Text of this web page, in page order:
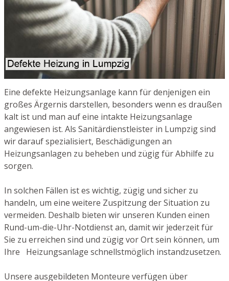
Eine defekte Heizungsanlage kann für denjenigen ein
großes Ärgernis darstellen, besonders wenn es draußen
kalt ist und man auf eine intakte Heizungsanlage
angewiesen ist. Als Sanitärdienstleister in Lumpzig sind
wir darauf spezialisiert, Beschädigungen an
Heizungsanlagen zu beheben und zügig für Abhilfe zu
sorgen.
In solchen Fällen ist es wichtig, zügig und sicher zu
handeln, um eine weitere Zuspitzung der Situation zu
vermeiden. Deshalb bieten wir unseren Kunden einen
Rund-um-die-Uhr-Notdienst an, damit wir jederzeit für
Sie zu erreichen sind und zügig vor Ort sein können, um
Ihre Heizungsanlage schnellstmöglich instandzusetzen.
Unsere ausgebildeten Monteure verfügen über